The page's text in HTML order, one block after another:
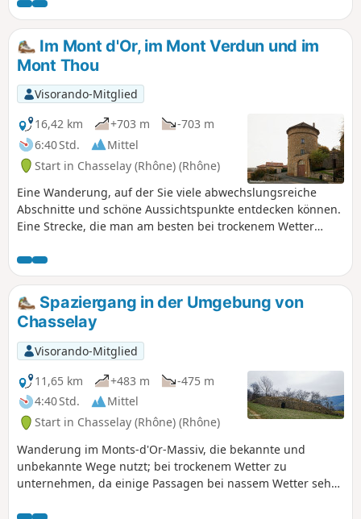
Im Mont d'Or, im Mont Verdun und im
Mont Thou
Visorando-Mitglied
16,42 km
+703 m
-703 m
6:40 Std.
Mittel
Start in Chasselay (Rhône) (Rhône)
Eine Wanderung, auf der Sie viele abwechslungsreiche
Abschnitte und schöne Aussichtspunkte entdecken können.
Eine Strecke, die man am besten bei trockenem Wetter
Spaziergang in der Umgebung von
Chasselay
Visorando-Mitglied
11,65 km
+483 m
-475 m
4:40 Std.
Mittel
Start in Chasselay (Rhône) (Rhône)
Wanderung im Monts-d'Or-Massiv, die bekannte und
unbekannte Wege nutzt; bei trockenem Wetter zu
unternehmen, da einige Passagen bei nassem Wetter sehr